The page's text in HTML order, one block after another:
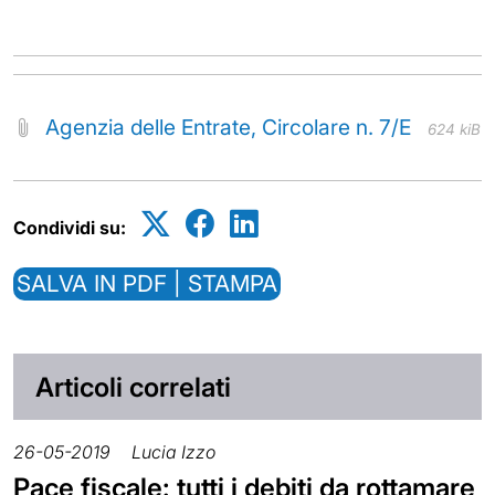
Agenzia delle Entrate, Circolare n. 7/E 624 kiB
Condividi su:
SALVA IN PDF | STAMPA
Articoli correlati
26-05-2019 Lucia Izzo
Pace fiscale: tutti i debiti da rottamare